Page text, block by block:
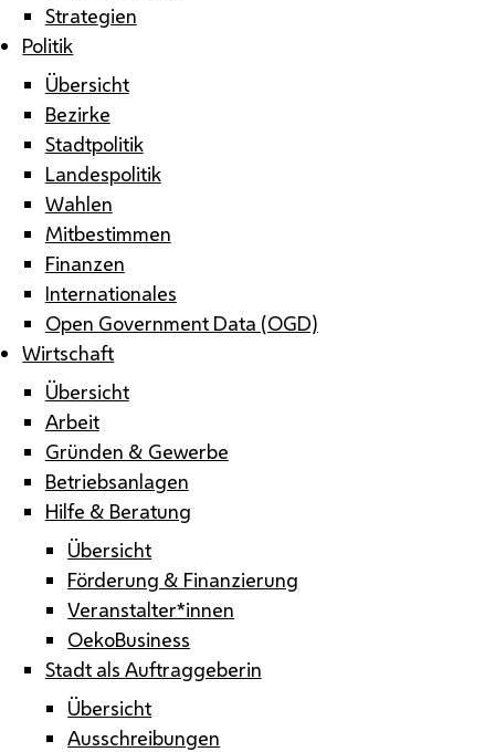
Strategien
Politik
Übersicht
Bezirke
Stadtpolitik
Landespolitik
Wahlen
Mitbestimmen
Finanzen
Internationales
Open Government Data (OGD)
Wirtschaft
Übersicht
Arbeit
Gründen & Gewerbe
Betriebsanlagen
Hilfe & Beratung
Übersicht
Förderung & Finanzierung
Veranstalter*innen
OekoBusiness
Stadt als Auftraggeberin
Übersicht
Ausschreibungen